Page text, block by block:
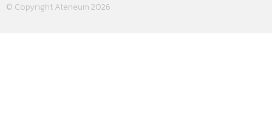
© Copyright Ateneum 2026